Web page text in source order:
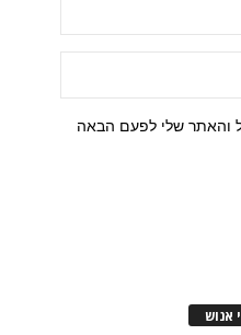
והאתר שלי לפעם הבאה
אנוש